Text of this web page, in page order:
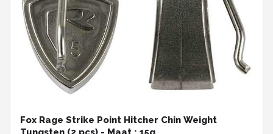
Fox Rage Strike Point Hitcher Chin Weight